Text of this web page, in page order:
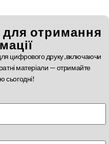
отримання
цифрового друку ,включаючи
матеріали — отримайте
сьогодні!